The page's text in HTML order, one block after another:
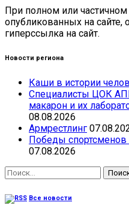
При полном или
опубликованных на сайте,
гиперссылка на сайт.
Новости региона
Каши в истории
Специалисты ЦОК
макарон и их
08.08.2026
Армрестлинг
Победы спортсменов
07.08.2026
Найти:
Все новости